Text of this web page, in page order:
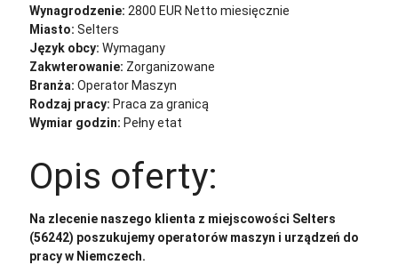
Wynagrodzenie: 2800 EUR Netto miesięcznie
Miasto: Selters
Język obcy: Wymagany
Zakwterowanie: Zorganizowane
Branża: Operator Maszyn
Rodzaj pracy: Praca za granicą
Wymiar godzin: Pełny etat
Opis oferty:
Na zlecenie naszego klienta z miejscowości Selters
(56242) poszukujemy operatorów maszyn i urządzeń do
pracy w Niemczech.